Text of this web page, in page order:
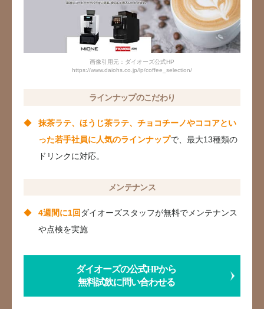
画像引用元：ダイオーズ公式HP
https://www.daiohs.co.jp/lp/coffee_selection/
ラインナップのこだわり
抹茶ラテ、ほうじ茶ラテ、チョコチーノやココアとい
った若手社員に人気のラインナップで、最大13種類の
ドリンクに対応。
メンテナンス
4週間に1回 ダイオーズスタッフが無料でメンテナンス
や点検を実施
ダイオーズの公式HPから
無料試飲に問い合わせる